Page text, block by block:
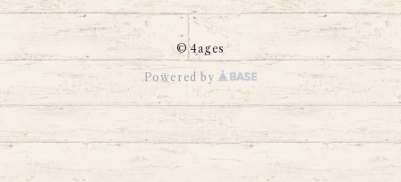
© 4ages
Powered by